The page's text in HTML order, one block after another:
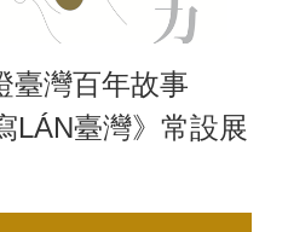
臺灣百年故事
臺灣》常設展